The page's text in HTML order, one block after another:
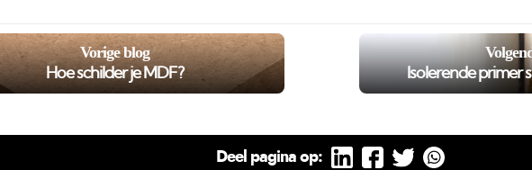
Vorige blog
Hoe schilder je MDF? Isolerende primer
Deel pagina op: